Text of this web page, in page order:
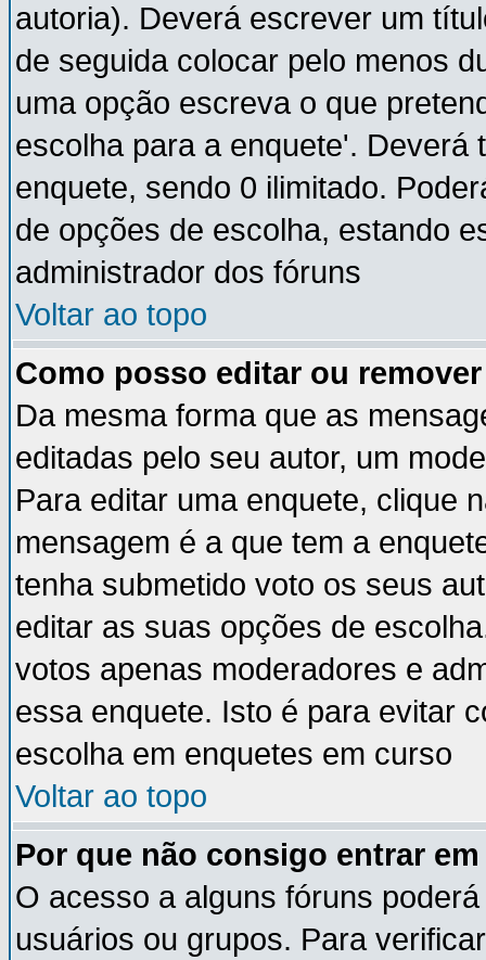
autoria). Deverá escrever um
de seguida colocar pelo menos
uma opção escreva o que
escolha para a enquete'. Deverá
enquete, sendo 0 ilimitado.
de opções de escolha, estando
administrador dos fóruns
Voltar ao topo
Como posso editar ou
Da mesma forma que as
editadas pelo seu autor, um
Para editar uma enquete, clique
mensagem é a que tem a
tenha submetido voto os seus
editar as suas opções de
votos apenas moderadores e
essa enquete. Isto é para evitar
escolha em enquetes em curso
Voltar ao topo
Por que não consigo entrar
O acesso a alguns fóruns
usuários ou grupos. Para